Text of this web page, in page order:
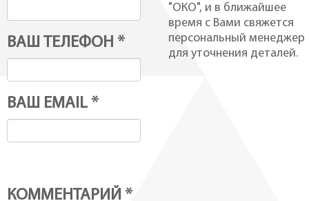
ВАШ ТЕЛЕФОН *
ВАШ EMAIL *
КОММЕНТАРИЙ *
"ОКО", и в ближайшее
время с Вами свяжется
персональный менеджер
для уточнения деталей.